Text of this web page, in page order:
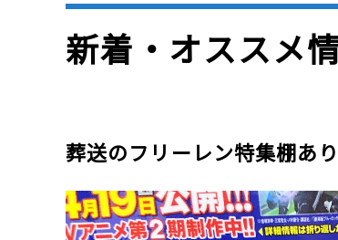
新着・オススメ
葬送のフリーレン特集棚あ